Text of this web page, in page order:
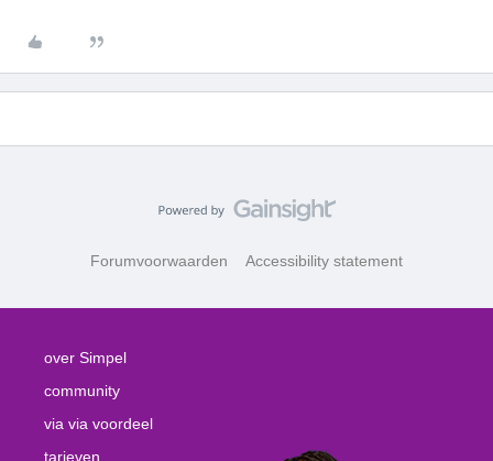
Forumvoorwaarden Accessibility statement
over Simpel
community
via via voordeel
tarieven